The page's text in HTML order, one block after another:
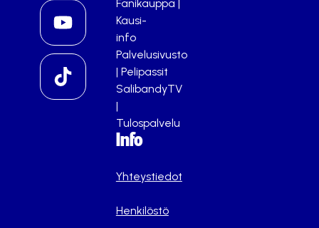
Fanikauppa |
Kausi-
info
Palvelusivusto
| Pelipassit
SalibandyTV
|
Tulospalvelu
Info
Yhteystiedot
Henkilöstö